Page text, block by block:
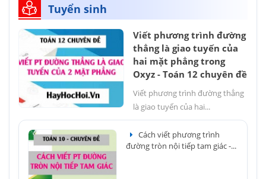
Tuyển sinh
Viết phương trình đường
thẳng là giao tuyến của
hai mặt phẳng trong
Oxyz - Toán 12 chuyên đề
Viết phương trình đường thẳng
là giao tuyến của hai...
Cách viết phương trình
đường tròn nội tiếp tam giác -...